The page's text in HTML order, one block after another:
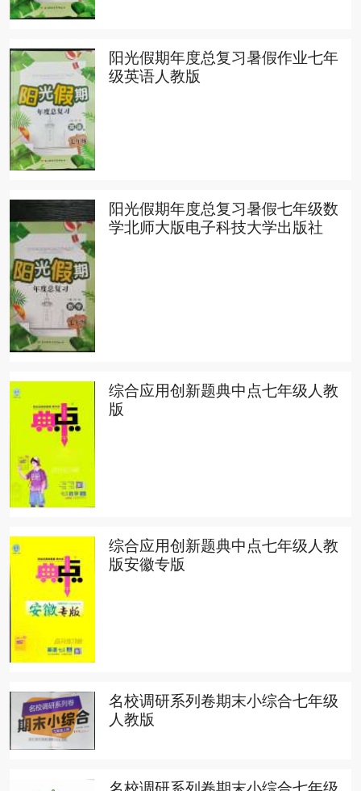
阳光假期年度总复习暑假作业七年
级英语人教版
阳光假期年度总复习暑假七年级数
学北师大版电子科技大学出版社
综合应用创新题典中点七年级人教
版
综合应用创新题典中点七年级人教
版安徽专版
名校调研系列卷期末小综合七年级
人教版